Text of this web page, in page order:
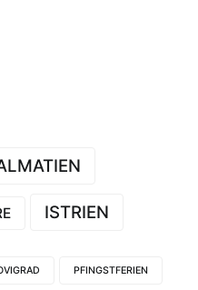
ISTRIEN
PFINGSTFERIEN